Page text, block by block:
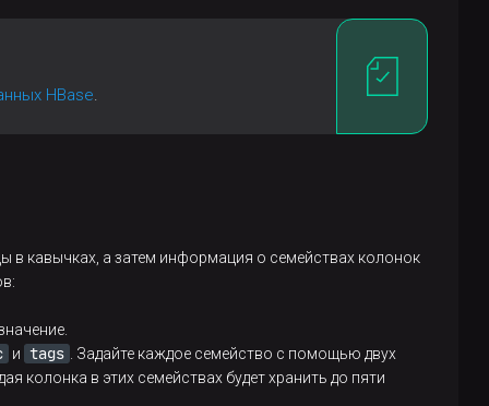
HBase.
в кавычках, а затем информация о семействах колонок
и tags
. Задайте каждое семейство с помощью двух
колонка в этих семействах будет хранить до пяти